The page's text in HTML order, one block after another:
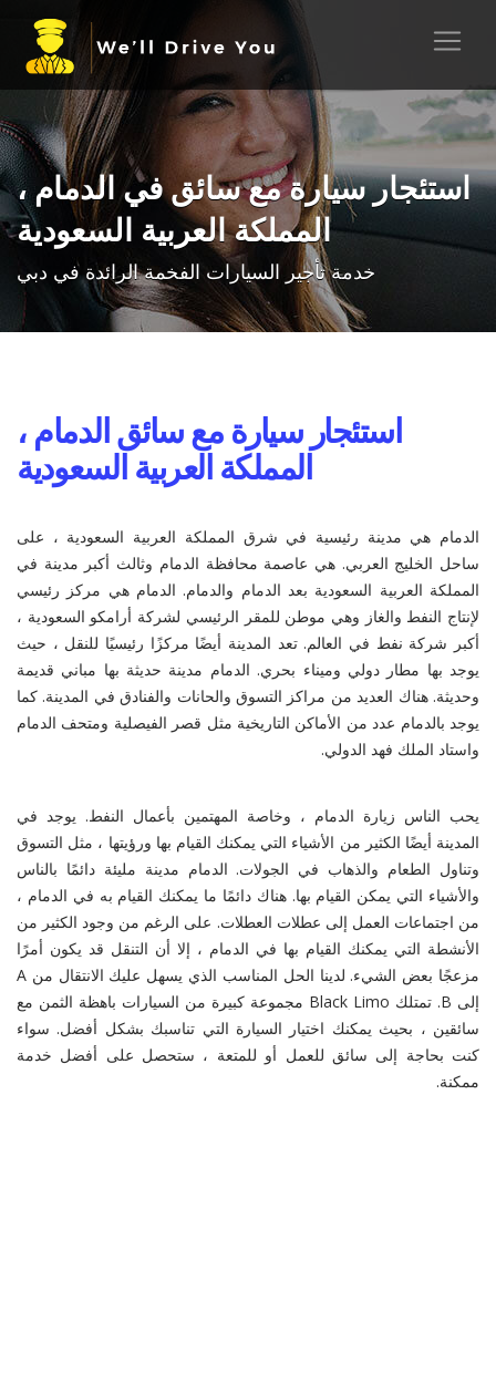
استئجار سيارة مع سائق في الدمام ،
المملكة العربية السعودية
خدمة تأجير السيارات الفخمة الرائدة في دبي
استئجار سيارة مع سائق الدمام ،
المملكة العربية السعودية
الدمام هي مدينة رئيسية في شرق المملكة العربية السعودية ، على
ساحل الخليج العربي. هي عاصمة محافظة الدمام وثالث أكبر مدينة في
المملكة العربية السعودية بعد الدمام والدمام. الدمام هي مركز رئيسي
لإنتاج النفط والغاز وهي موطن للمقر الرئيسي لشركة أرامكو السعودية ،
أكبر شركة نفط في العالم. تعد المدينة أيضًا مركزًا رئيسيًا للنقل ، حيث
يوجد بها مطار دولي وميناء بحري. الدمام مدينة حديثة بها مباني قديمة
وحديثة. هناك العديد من مراكز التسوق والحانات والفنادق في المدينة. كما
يوجد بالدمام عدد من الأماكن التاريخية مثل قصر الفيصلية ومتحف الدمام
واستاد الملك فهد الدولي.
يحب الناس زيارة الدمام ، وخاصة المهتمين بأعمال النفط. يوجد في
المدينة أيضًا الكثير من الأشياء التي يمكنك القيام بها ورؤيتها ، مثل التسوق
وتناول الطعام والذهاب في الجولات. الدمام مدينة مليئة دائمًا بالناس
والأشياء التي يمكن القيام بها. هناك دائمًا ما يمكنك القيام به في الدمام ،
من اجتماعات العمل إلى عطلات العطلات. على الرغم من وجود الكثير من
الأنشطة التي يمكنك القيام بها في الدمام ، إلا أن التنقل قد يكون أمرًا
مزعجًا بعض الشيء. لدينا الحل المناسب الذي يسهل عليك الانتقال من A
إلى B. تمتلك Black Limo مجموعة كبيرة من السيارات باهظة الثمن مع
سائقين ، بحيث يمكنك اختيار السيارة التي تناسبك بشكل أفضل. سواء
كنت بحاجة إلى سائق للعمل أو للمتعة ، ستحصل على أفضل خدمة
ممكنة.